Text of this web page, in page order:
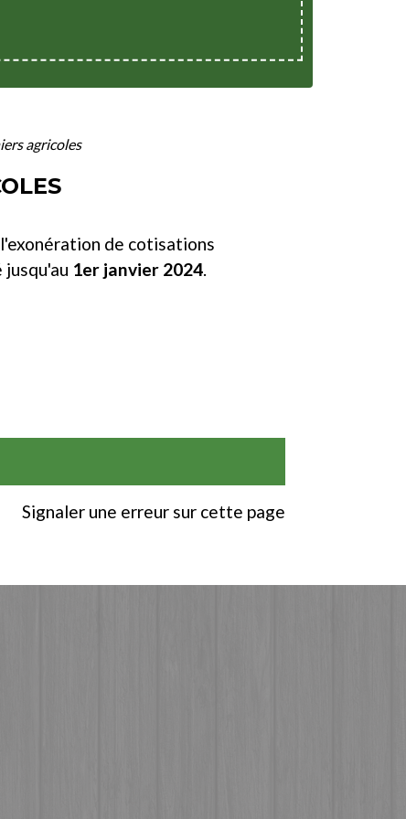
agricoles
de cotisations
1er janvier 2024.
Signaler une erreur sur cette page